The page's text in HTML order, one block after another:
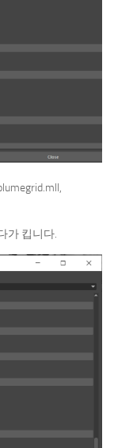
가 킵니다.